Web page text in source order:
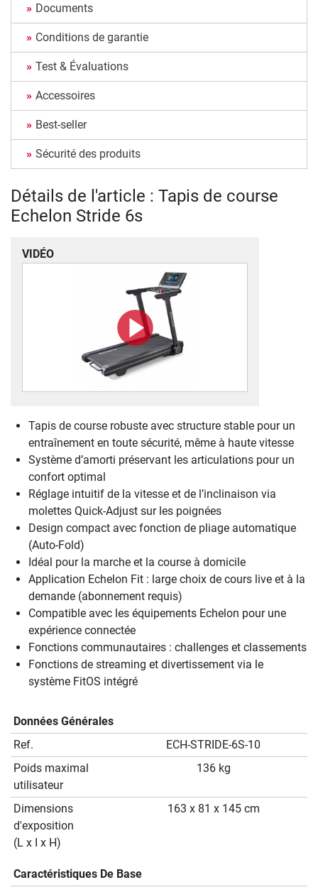
Documents
Conditions de garantie
Test & Évaluations
Accessoires
Best-seller
Sécurité des produits
Détails de l'article : Tapis de course
Echelon Stride 6s
VIDÉO
Tapis de course robuste avec structure stable pour un
entraînement en toute sécurité, même à haute vitesse
Système d’amorti préservant les articulations pour un
confort optimal
Réglage intuitif de la vitesse et de l’inclinaison via
molettes Quick-Adjust sur les poignées
Design compact avec fonction de pliage automatique
(Auto-Fold)
Idéal pour la marche et la course à domicile
Application Echelon Fit : large choix de cours live et à la
demande (abonnement requis)
Compatible avec les équipements Echelon pour une
expérience connectée
Fonctions communautaires : challenges et classements
Fonctions de streaming et divertissement via le
système FitOS intégré
Données Générales
Ref.
ECH-STRIDE-6S-10
Poids maximal
utilisateur
136 kg
Dimensions
d'exposition
(L x I x H)
163 x 81 x 145 cm
Caractéristiques De Base